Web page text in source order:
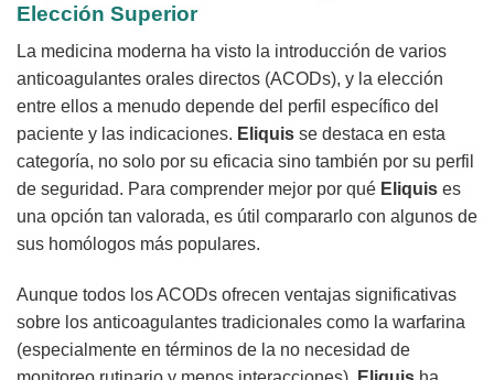
Elección Superior
La medicina moderna ha visto la introducción de varios
anticoagulantes orales directos (ACODs), y la elección
entre ellos a menudo depende del perfil específico del
paciente y las indicaciones. Eliquis se destaca en esta
categoría, no solo por su eficacia sino también por su perfil
de seguridad. Para comprender mejor por qué Eliquis es
una opción tan valorada, es útil compararlo con algunos de
sus homólogos más populares.
Aunque todos los ACODs ofrecen ventajas significativas
sobre los anticoagulantes tradicionales como la warfarina
(especialmente en términos de la no necesidad de